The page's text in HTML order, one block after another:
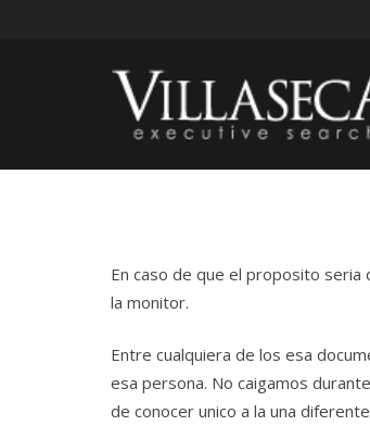
En caso de que el proposito seria
la monitor.
Entre cualquiera de los esa
esa persona. No caigamos
de conocer unico a la una